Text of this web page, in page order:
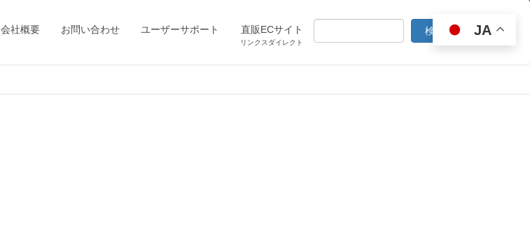
会社概要 お問い合わせ ユーザーサポート 直販ECサイト
リンクスダイレクト
JA